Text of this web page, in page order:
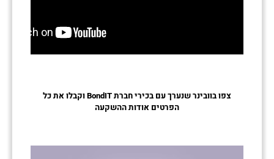
צפו בוובינר שנערך עם בכירי חברת BondIT וקבלו את כל
הפרטים אודות ההשקעה